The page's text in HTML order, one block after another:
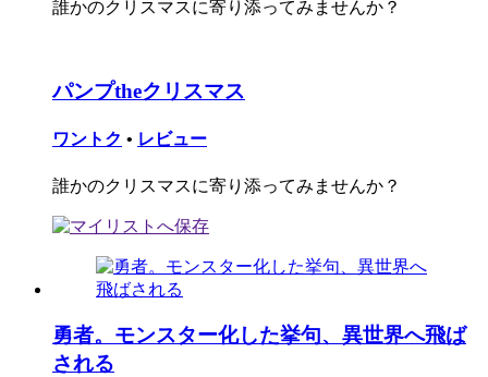
誰かのクリスマスに寄り添ってみませんか？
パンプtheクリスマス
ワントク • レビュー
誰かのクリスマスに寄り添ってみませんか？
勇者。モンスター化した挙句、異世界へ飛ば
される